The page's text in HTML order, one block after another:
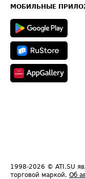
Техническая информация
МОБИЛЬНЫЕ
1998-2026 © ATI.SU
торговой маркой. Об